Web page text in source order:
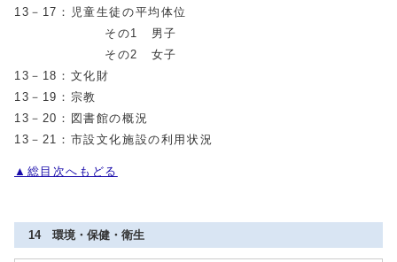
13－17：児童生徒の平均体位
その1 男子
その2 女子
13－18：文化財
13－19：宗教
13－20：図書館の概況
13－21：市設文化施設の利用状況
▲総目次へもどる
14 環境・保健・衛生